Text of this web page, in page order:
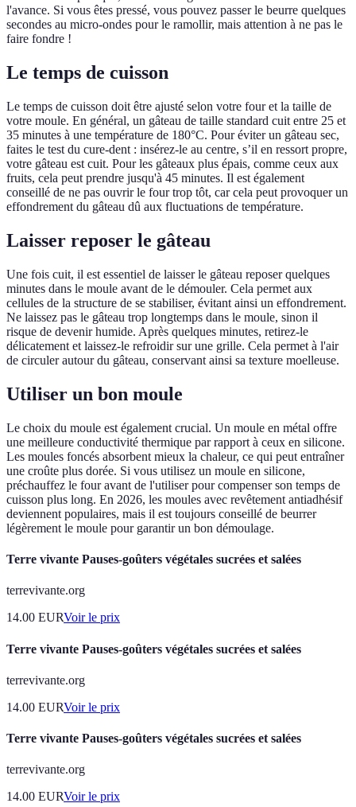
l'avance. Si vous êtes pressé, vous pouvez passer le beurre quelques
secondes au micro-ondes pour le ramollir, mais attention à ne pas le
faire fondre !
Le temps de cuisson
Le temps de cuisson doit être ajusté selon votre four et la taille de
votre moule. En général, un gâteau de taille standard cuit entre 25 et
35 minutes à une température de 180°C. Pour éviter un gâteau sec,
faites le test du cure-dent : insérez-le au centre, s’il en ressort propre,
votre gâteau est cuit. Pour les gâteaux plus épais, comme ceux aux
fruits, cela peut prendre jusqu'à 45 minutes. Il est également
conseillé de ne pas ouvrir le four trop tôt, car cela peut provoquer un
effondrement du gâteau dû aux fluctuations de température.
Laisser reposer le gâteau
Une fois cuit, il est essentiel de laisser le gâteau reposer quelques
minutes dans le moule avant de le démouler. Cela permet aux
cellules de la structure de se stabiliser, évitant ainsi un effondrement.
Ne laissez pas le gâteau trop longtemps dans le moule, sinon il
risque de devenir humide. Après quelques minutes, retirez-le
délicatement et laissez-le refroidir sur une grille. Cela permet à l'air
de circuler autour du gâteau, conservant ainsi sa texture moelleuse.
Utiliser un bon moule
Le choix du moule est également crucial. Un moule en métal offre
une meilleure conductivité thermique par rapport à ceux en silicone.
Les moules foncés absorbent mieux la chaleur, ce qui peut entraîner
une croûte plus dorée. Si vous utilisez un moule en silicone,
préchauffez le four avant de l'utiliser pour compenser son temps de
cuisson plus long. En 2026, les moules avec revêtement antiadhésif
deviennent populaires, mais il est toujours conseillé de beurrer
légèrement le moule pour garantir un bon démoulage.
Terre vivante Pauses-goûters végétales sucrées et salées
terrevivante.org
14.00 EURVoir le prix
Terre vivante Pauses-goûters végétales sucrées et salées
terrevivante.org
14.00 EURVoir le prix
Terre vivante Pauses-goûters végétales sucrées et salées
terrevivante.org
14.00 EURVoir le prix